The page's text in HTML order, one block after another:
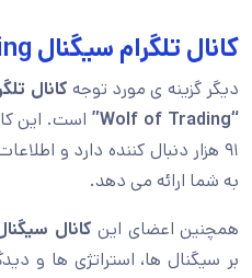
کانال تلگرام سیگنال Wolf of Trading
دیگر گزینه ی مورد توجه کانال
“Wolf of Trading”
است. این
۹۱ هزار دنبال کننده دارد و
به شما ارائه می دهد.
همچنین اعضای این کانال
بر سیگنال ها، استراتژی ها و